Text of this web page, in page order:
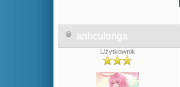
anhculonga
Użytkownik